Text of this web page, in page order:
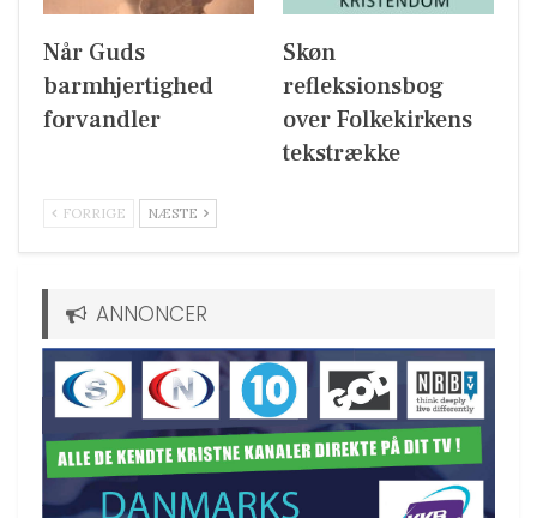
Når Guds
barmhjertighed
forvandler
Skøn
refleksionsbog
over Folkekirkens
tekstrække
FORRIGE NÆSTE
ANNONCER